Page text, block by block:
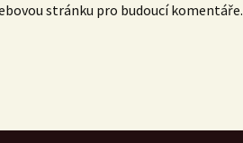
stránku pro budoucí komentáře.